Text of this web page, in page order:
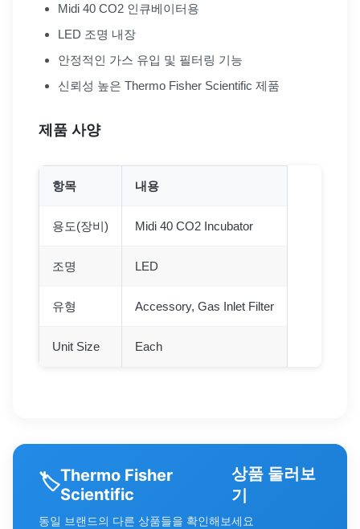
Midi 40 CO2 인큐베이터용
LED 조명 내장
안정적인 가스 유입 및 필터링 기능
신뢰성 높은 Thermo Fisher Scientific 제품
제품 사양
항목 내용
용도(장비) Midi 40 CO2 Incubator
조명 LED
유형 Accessory, Gas Inlet Filter
Unit Size Each
🏷️Thermo Fisher
Scientific
상품 둘러보
기
동일 브랜드의 다른 상품들을 확인해보세요